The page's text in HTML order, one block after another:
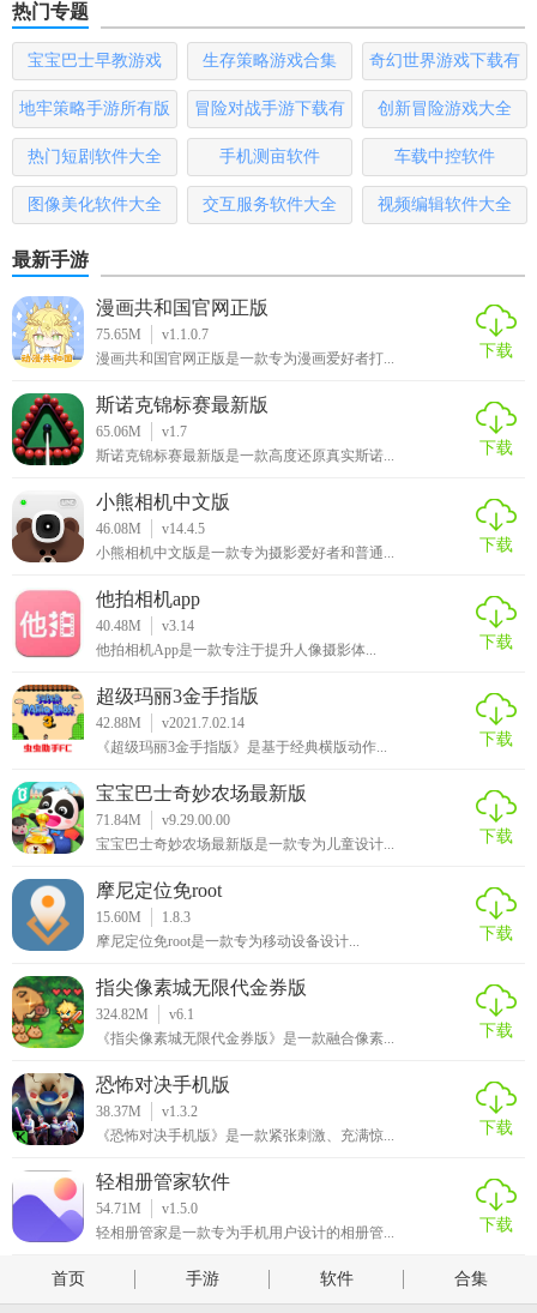
4. 社交互动：游戏提供社交功能，玩家可以与其他玩家交流
经验、分享攻略和组建联盟共同应对挑战。
明日方舟终末地国际版测评
明日方舟终末地国际版以其精美的画质、丰富的游戏内容和
独特的玩法吸引了大量国际玩家。游戏在策略性和趣味性方
战。同时，游戏的社交功能也为玩家提供了与其他玩家互动
和交流的平台。总的来说，明日方舟终末地国际版是一款值
得一试的策略RPG手游。
热门专题
宝宝巴士早教游戏 生存策略游戏合集
奇幻世界游戏下载有
哪些
地牢策略手游所有版
本
冒险对战手游下载有
哪些
创新冒险游戏大全
热门短剧软件大全 手机测亩软件 车载中控软件
图像美化软件大全 交互服务软件大全 视频编辑软件大全
最新手游
漫画共和国官网正版
75.65M
v1.1.0.7
漫画共和国官网正版是一款专为漫画爱好者打...
下载
斯诺克锦标赛最新版
65.06M
v1.7
斯诺克锦标赛最新版是一款高度还原真实斯诺...
下载
小熊相机中文版
46.08M
v14.4.5
小熊相机中文版是一款专为摄影爱好者和普通...
下载
他拍相机app
40.48M
v3.14
他拍相机App是一款专注于提升人像摄影体...
下载
超级玛丽3金手指版
42.88M
v2021.7.02.14
《超级玛丽3金手指版》是基于经典横版动作...
下载
宝宝巴士奇妙农场最新版
71.84M
v9.29.00.00
宝宝巴士奇妙农场最新版是一款专为儿童设计...
下载
摩尼定位免root
15.60M
1.8.3
摩尼定位免root是一款专为移动设备设计...
下载
指尖像素城无限代金券版
324.82M
v6.1
《指尖像素城无限代金券版》是一款融合像素...
下载
恐怖对决手机版
38.37M
v1.3.2
《恐怖对决手机版》是一款紧张刺激、充满惊...
下载
轻相册管家软件
54.71M
v1.5.0
轻相册管家是一款专为手机用户设计的相册管...
下载
首页 手游 软件 合集